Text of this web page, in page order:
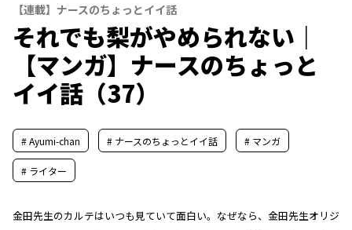
【連載】ナースのちょっとイイ話
それでも梨がやめられない｜
【マンガ】ナースのちょっと
イイ話（37）
# Ayumi-chan # ナースのちょっとイイ話 # マンガ
# ライター
金田先生のカルテはいつも見ていて面白い。なぜなら、金田先生オリジ